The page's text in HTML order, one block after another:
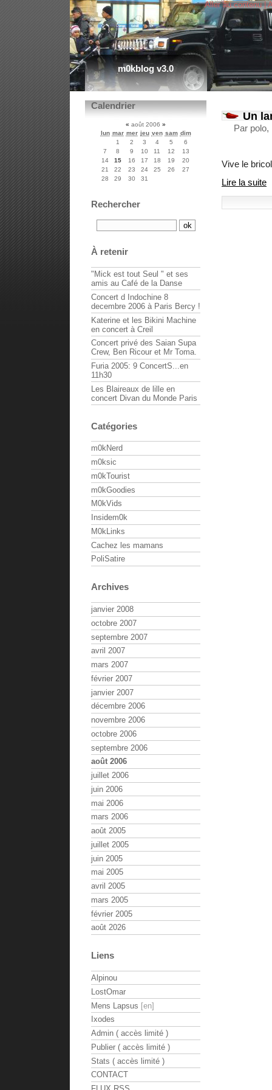
m0kblog v3.0
Aller au contenu|
Un
Par
Vive le
Lire la suite
Calendrier
« août 2006 »
lun mar mer jeu ven sam dim
1
2 3 4 5
6
7
8 9 10 11 12
13
14
15 16 17 18 19
20
21
22 23 24 25 26
27
28
29 30 31
Rechercher
À retenir
"Mick est tout Seul " et ses
amis au Café de la Danse
Concert d Indochine 8
decembre 2006 à Paris Bercy !
Katerine et les Bikini Machine
en concert à Creil
Concert privé des Saian Supa
Crew, Ben Ricour et Mr Toma.
Furia 2005: 9 ConcertS...en
11h30
Les Blaireaux de lille en
concert Divan du Monde Paris
Catégories
m0kNerd
m0ksic
m0kTourist
m0kGoodies
M0kVids
Insidem0k
M0kLinks
Cachez les mamans
PoliSatire
Archives
janvier 2008
octobre 2007
septembre 2007
avril 2007
mars 2007
février 2007
janvier 2007
décembre 2006
novembre 2006
octobre 2006
septembre 2006
août 2006
juillet 2006
juin 2006
mai 2006
mars 2006
août 2005
juillet 2005
juin 2005
mai 2005
avril 2005
mars 2005
février 2005
août 2026
Liens
Alpinou
LostOmar
Mens Lapsus
Ixodes
Admin ( accès limité )
Publier ( accès limité )
Stats ( accès limité )
CONTACT